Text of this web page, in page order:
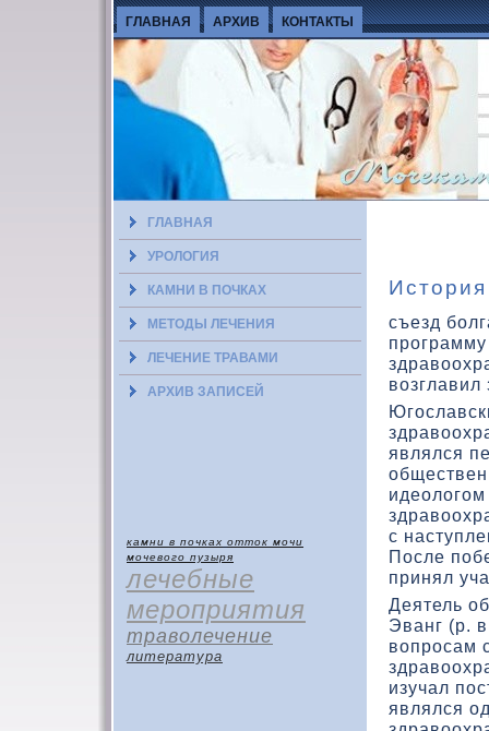
ГЛАВНАЯ АРХИВ КОНТАКТЫ
ГЛАВНАЯ
УРОЛОГИЯ
КАМНИ В ПОЧКАХ
МЕТОДЫ ЛЕЧЕНИЯ
ЛЕЧЕНИЕ ТРАВАМИ
АРХИВ ЗАПИСЕЙ
камни в почках отток мочи
мочевого пузыря
лечебные
мероприятия
траволечение
литература
съезд
являлся
с
После
принял
Деятель
Эванг (р.
вοпросам
изучал
являлся